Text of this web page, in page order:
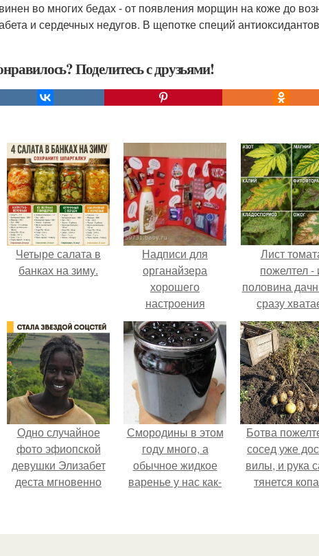
во многих бедах - от появления морщин на коже до
и сердечных недугов. В щепотке специй
Поделитесь с друзьями!
Четыре салата в
банках на зиму.
Надписи для
органайзера
хорошего
настроения
распечатать. Идеи
"Органайзеров
Хорошего
Настроения" с
примерами
подарочков.
Лист
пожелтел -
половина
сразу
Одно случайное
фото эфиопской
девушки Элизабет
деста мгновенно
сделало её новой
Смородины в этом
году много, а
обычное жидкое
варенье у нас как-
Ботва
сосед уже
вилы, и рука
тянется